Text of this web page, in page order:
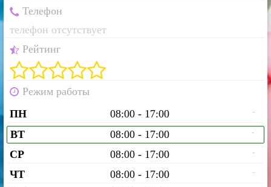
Телефон
телефон отсутствует
Рейтинг
Режим работы
ПН
08:00 - 17:00 -
ВТ 08:00 - 17:00 -
СР 08:00 - 17:00 -
ЧТ 08:00 - 17:00 -